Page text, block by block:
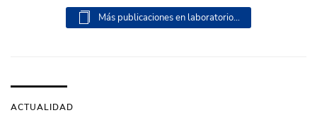
Más publicaciones en laboratorio...
ACTUALIDAD